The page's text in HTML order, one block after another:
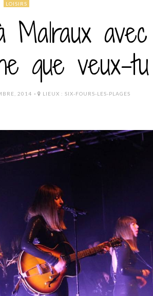
LOISIRS
Malraux
que veux-
2014 LIEUX :SIX-FOURS-LES-PLAGES